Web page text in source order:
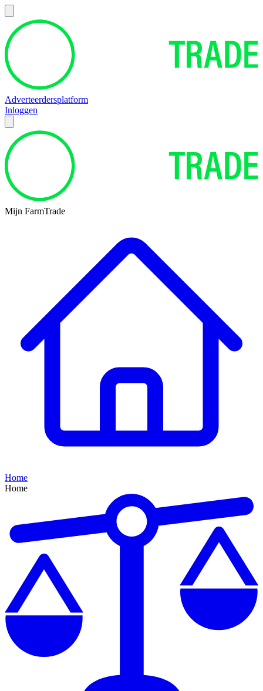
Adverteerdersplatform
Inloggen
Mijn FarmTrade
Home
Home